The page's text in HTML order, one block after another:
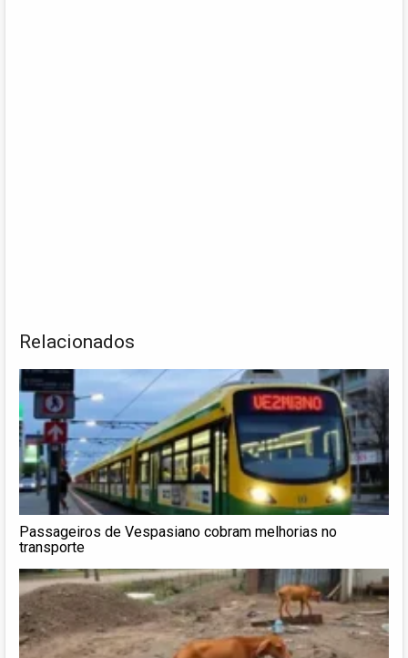
Relacionados
Passageiros de Vespasiano cobram melhorias no
transporte